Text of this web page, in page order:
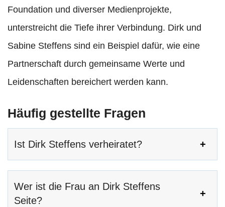
Foundation und diverser Medienprojekte,
unterstreicht die Tiefe ihrer Verbindung. Dirk und
Sabine Steffens sind ein Beispiel dafür, wie eine
Partnerschaft durch gemeinsame Werte und
Leidenschaften bereichert werden kann.
Häufig gestellte Fragen
Ist Dirk Steffens verheiratet?
Wer ist die Frau an Dirk Steffens
Seite?